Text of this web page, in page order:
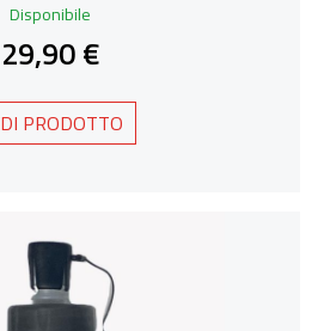
Disponibile
29,90 €
PRODOTTO